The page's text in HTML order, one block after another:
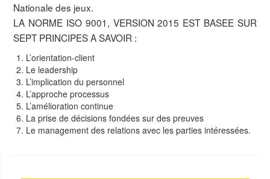
Nationale des jeux.
LA NORME ISO 9001, VERSION 2015 EST BASEE SUR
SEPT PRINCIPES A SAVOIR :
L’orientation-client
Le leadership
L’implication du personnel
L’approche processus
L’amélioration continue
La prise de décisions fondées sur des preuves
Le management des relations avec les parties intéressées.